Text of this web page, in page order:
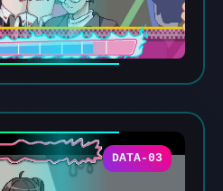
DATA-03